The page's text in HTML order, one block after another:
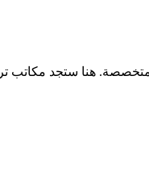
هنا ستجد مكاتب